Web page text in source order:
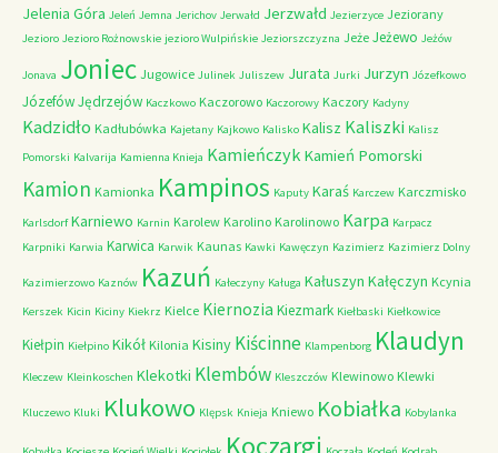
Jelenia Góra Jeleń Jemna Jerichov Jerwałd Jerzwałd Jezierzyce Jeziorany
Jezioro Jezioro Rożnowskie jezioro Wulpińskie Jeziorszczyzna Jeże Jeżewo Jeżów
Jonava Joniec Jugowice Julinek Juliszew Jurata Jurki Jurzyn Józefkowo
JózefówJędrzejów Kaczkowo Kaczorowo Kaczorowy Kaczory Kadyny
Kadzidło Kadłubówka Kajetany Kajkowo Kalisko Kalisz Kaliszki Kalisz
Pomorski Kalvarija Kamienna Knieja Kamieńczyk Kamień Pomorski
Kamion Kamionka Kampinos Kaputy Karaś Karczew Karczmisko
Karlsdorf Karniewo Karnin Karolew Karolino Karolinowo Karpa Karpacz
Karpniki Karwia Karwica Karwik Kaunas Kawki Kawęczyn Kazimierz Kazimierz Dolny
Kazimierzowo Kaznów Kazuń Kałeczyny Kaługa Kałuszyn Kałęczyn Kcynia
Kerszek Kicin Kiciny Kiekrz Kielce Kiernozia Kiezmark Kiełbaski Kiełkowice
Kiełpin Kiełpino Kikół Kilonia Kisiny Kiścinne Klampenborg Klaudyn
Kleczew Kleinkoschen Klekotki Klembów Kleszczów Klewinowo Klewki
Kluczewo Kluki Klukowo Klępsk Knieja Kniewo Kobiałka Kobylanka
Koczargi